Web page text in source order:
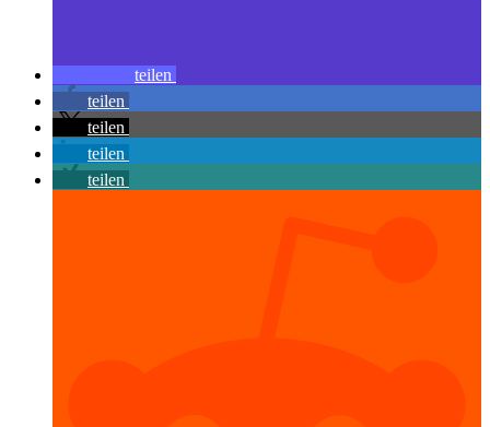
teilen
teilen
teilen
teilen
teilen